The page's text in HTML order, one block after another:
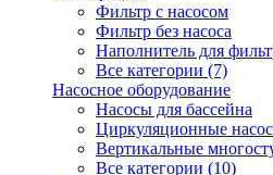
Фильтр с насосом
Фильтр без насоса
Наполнитель для
Все категории (7)
Насосное оборудование
Насосы для бассейна
Циркуляционные
Вертикальные
Все категории (10)